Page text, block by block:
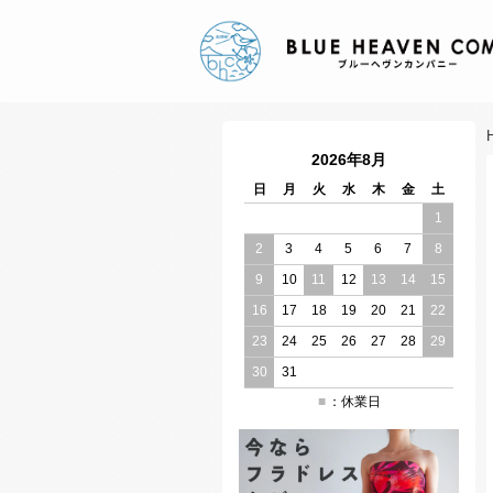
2026年8月
日 月 火 水 木 金
土
1
2
3 4 5 6 7
8
9
10 11 12 13 14
15
16
17 18 19 20 21
22
23
24 25 26 27 28
29
30
31
■ ：休業日